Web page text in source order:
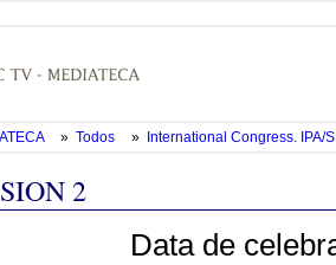
» Todos » International Congress. IPA/
2
Data de